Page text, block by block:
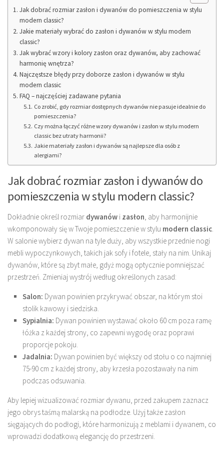
Jak dobrać rozmiar zasłon i dywanów do pomieszczenia w stylu
modern classic?
Jakie materiały wybrać do zasłon i dywanów w stylu modern
classic?
Jak wybrać wzory i kolory zasłon oraz dywanów, aby zachować
harmonię wnętrza?
Najczęstsze błędy przy doborze zasłon i dywanów w stylu
modern classic
FAQ – najczęściej zadawane pytania
Co zrobić, gdy rozmiar dostępnych dywanów nie pasuje idealnie do
pomieszczenia?
Czy można łączyć różne wzory dywanów i zasłon w stylu modern
classic bez utraty harmonii?
Jakie materiały zasłon i dywanów są najlepsze dla osób z
alergiami?
Jak dobrać rozmiar zasłon i dywanów do
pomieszczenia w stylu modern classic?
Dokładnie określ rozmiar dywanów i zasłon , aby harmonijnie
wkomponowały się w Twoje pomieszczenie w stylu modern classic
W salonie wybierz dywan na tyle duży, aby wszystkie przednie nogi
mebli wypoczynkowych, takich jak sofy i fotele, stały na nim. Unikaj
dywanów, które są zbyt małe, gdyż mogą optycznie pomniejszać
przestrzeń. Zmieniaj wystrój według określonych zasad:
Salon: Dywan powinien przykrywać obszar, na którym stoi
stolik kawowy i siedziska.
Sypialnia: Dywan powinien wystawać około 60 cm poza ramę
łóżka z każdej strony, co zapewni wygodę oraz poprawi
proporcje pokoju.
Jadalnia: Dywan powinien być większy od stołu o co najmniej
75-90 cm z każdej strony, aby krzesła pozostawały na nim
podczas odsuwania.
Aby lepiej wizualizować rozmiar dywanu, przed zakupem zaznacz
jego obrys taśmą malarską na podłodze. Użyj także zasłon
sięgających do podłogi, które harmonizują z meblami i dywanem, co
wprowadzi dodatkową elegancję do przestrzeni.